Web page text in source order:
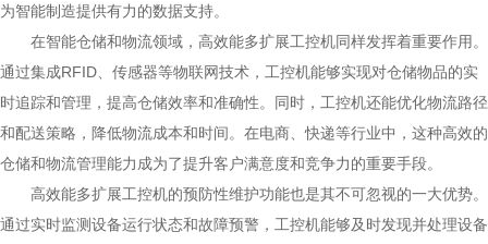
为智能制造提供有力的数据支持。
在智能仓储和物流领域，高效能多扩展工控机同样发挥着重要作用。
通过集成RFID、传感器等物联网技术，工控机能够实现对仓储物品的实
时追踪和管理，提高仓储效率和准确性。同时，工控机还能优化物流路径
和配送策略，降低物流成本和时间。在电商、快递等行业中，这种高效的
仓储和物流管理能力成为了提升客户满意度和竞争力的重要手段。
高效能多扩展工控机的预防性维护功能也是其不可忽视的一大优势。
通过实时监测设备运行状态和故障预警，工控机能够及时发现并处理设备